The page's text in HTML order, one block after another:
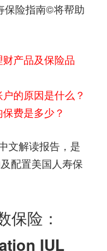
保险指南©️将帮助
产品及保险品
的原因是什么？
费是多少？
文解读报告，是
配置美国人寿保
保险：
IUL